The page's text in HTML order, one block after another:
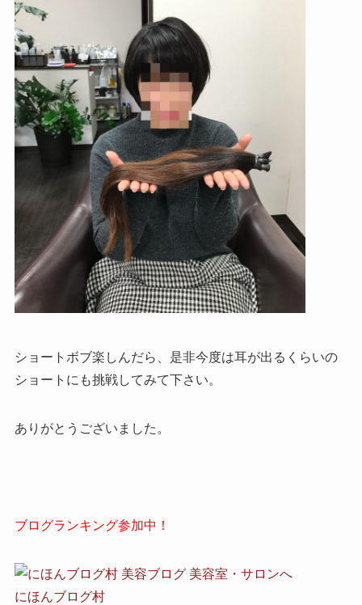
ショートボブ楽しんだら、是非今度は耳が出るくらいの
ショートにも挑戦してみて下さい。
ありがとうございました。
ブログランキング参加中！
にほんブログ村